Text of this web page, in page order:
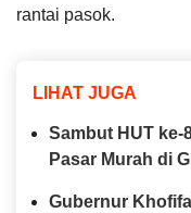
rantai pasok.
LIHAT JUGA
Sambut HUT ke-
Pasar Murah di
Gubernur